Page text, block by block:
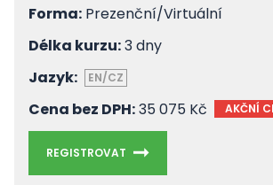
Forma: Prezenční/Virtuální
Délka kurzu:3 dny
Jazyk:
EN/CZ
Cena bez DPH:35 075 Kč AKČNÍ
REGISTROVAT